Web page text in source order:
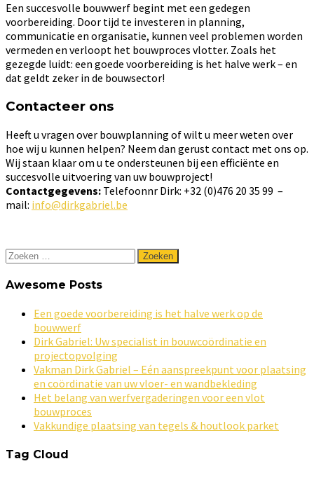
Een succesvolle bouwwerf begint met een gedegen
voorbereiding. Door tijd te investeren in planning,
communicatie en organisatie, kunnen veel problemen worden
vermeden en verloopt het bouwproces vlotter. Zoals het
gezegde luidt: een goede voorbereiding is het halve werk – en
dat geldt zeker in de bouwsector!
Contacteer ons
Heeft u vragen over bouwplanning of wilt u meer weten over
hoe wij u kunnen helpen? Neem dan gerust contact met ons op.
Wij staan klaar om u te ondersteunen bij een efficiënte en
succesvolle uitvoering van uw bouwproject!
Contactgegevens: Telefoonnr Dirk: +32 (0)476 20 35 99 –
mail: info@dirkgabriel.be
Zoeken
naar:
Awesome Posts
Een goede voorbereiding is het halve werk op de
bouwwerf
Dirk Gabriel: Uw specialist in bouwcoördinatie en
projectopvolging
Vakman Dirk Gabriel – Eén aanspreekpunt voor plaatsing
en coördinatie van uw vloer- en wandbekleding
Het belang van werfvergaderingen voor een vlot
bouwproces
Vakkundige plaatsing van tegels & houtlook parket
Tag Cloud